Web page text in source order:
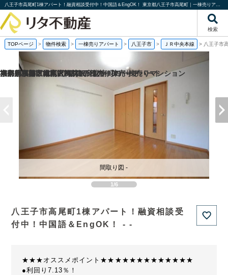
八王子市高尾町1棟アパート！融資相談受付中！中国語＆EngOK！ 東京都八王子市高尾町｜一棟売りアパート｜投資物件や収益物件｜株式会社リタ不動産
検索
TOPページ > 物件検索 > 一棟売りアパート > 八王子市 > ＪＲ中央本線 > 八王子市
1/6
間取り図 -
八王子市高尾町1棟アパート！融資相談受
付中！中国語＆EngOK！ - -
★★★オススメポイント★★★★★★★★★★★★★
●利回り7.13％！
福岡県福岡市城南区梅林2丁目の一棟売りアパート
京都府京都市南区吉祥院観音堂南町の一棟売りマンション
神奈川県藤沢市柄沢2丁目の
東京都板橋区徳丸6丁目の一棟売りアパート